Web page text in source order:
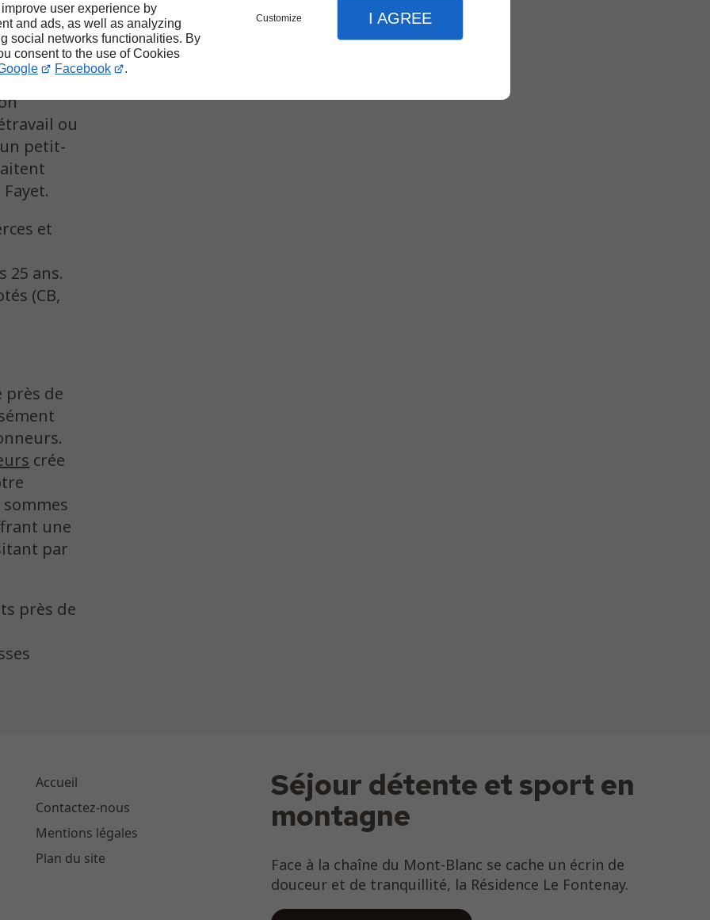
user experience by
and ads, as well as analyzing
social networks functionalities. By
consent to the use of Cookies
Facebook .
Customize I AGREE
pour vos
la
vacances
ou
petit-
et
25 ans.
(CB,
de
crée
une
par
près de
Accueil
Contactez-nous
Mentions légales
Plan du site
Séjour détente et sport en
montagne
Face à la chaîne du Mont-Blanc se cache un écrin de
douceur et de tranquillité, la Résidence Le Fontenay.